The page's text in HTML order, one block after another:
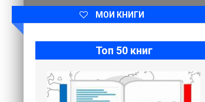
МОИ КНИГИ
Топ 50 книг